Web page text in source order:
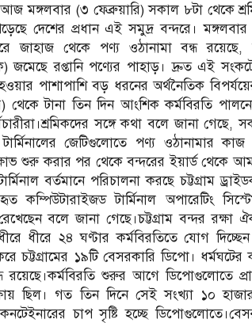
মঙ্গলবার (৩ ফেব্রুয়ারি) সকাল ৮টা থেকে
দেশের প্রধান এই সমুদ্র বন্দরে।
জাহাজ থেকে পণ্য ওঠানামা বন্ধ রয়েছে,
রপ্তানি পণ্যের পাহাড়। দ্রুত এই
হওয়ার পাশাপাশি বড় ধরনের অর্থনৈতিক
থেকে টানা তিন দিন আংশিক কর্মবিরতি
সঙ্গে কথা বলে জানা গেছে,
জেটিগুলোতে পণ্য ওঠানামার
শুরু করার পর থেকে বন্দরের ইয়ার্ড থেকে
বর্তমানে পরিচালনা করছে চট্টগ্রাম
কম্পিউটারাইজড টার্মিনাল অপারেটিং
বলে জানা গেছে।চট্টগ্রাম বন্দর
ধীরে ২৪ ঘণ্টার কর্মবিরতিতে যোগ
চট্টগ্রামের ১৯টি বেসরকারি ডিপো।
রয়েছে।কর্মবিরতি শুরুর আগে ডিপোগুলোতে
ছিল। গত তিন দিনে সেই সংখ্যা ১০
চাপ সৃষ্টি হচ্ছে